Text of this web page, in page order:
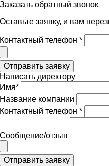
Заказать обратный звонок
Оставьте заявку, и вам
Контактный телефон *
Написать директору
Имя*
Название компании
Контактный телефон *
Сообщение/отзыв